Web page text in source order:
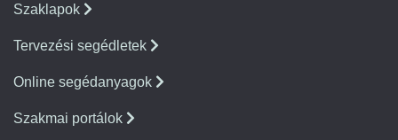
Szaklapok
Tervezési segédletek
Online segédanyagok
Szakmai portálok